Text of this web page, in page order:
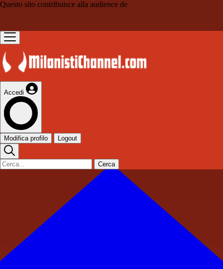
Questo sito contribuisce alla audience de
Accedi
Modifica profilo Logout
Cerca